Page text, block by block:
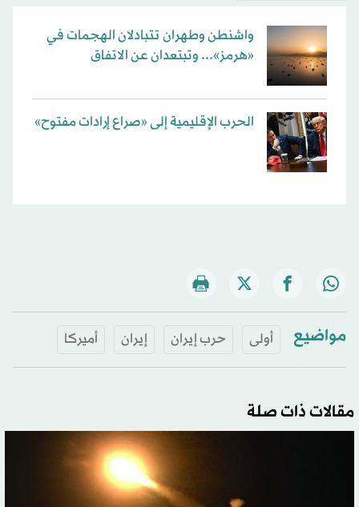
واشنطن وطهران تتبادلان الهجمات في
«هرمز»... وتبتعدان عن الاتفاق
الحرب الإقليمية إلى «صراع إرادات مفتوح»
مواضيع أولى حرب إيران إيران أميركا
مقالات ذات صلة